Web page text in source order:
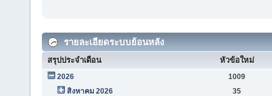
รายละเอียดระบบย้อนหลัง
สรุปประจำเดือน หัวข้อใหม่
2026
1009
สิงหาคม 2026
35